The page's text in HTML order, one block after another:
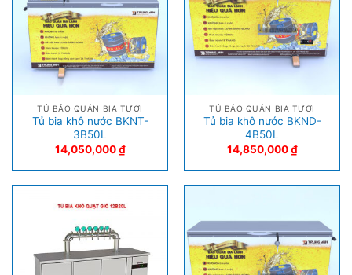
TỦ BẢO QUẢN BIA TƯƠI
Tủ bia khô nước BKNT-
3B50L
14,050,000₫
TỦ BẢO QUẢN BIA TƯƠI
Tủ bia khô nước BKND-
4B50L
14,850,000₫